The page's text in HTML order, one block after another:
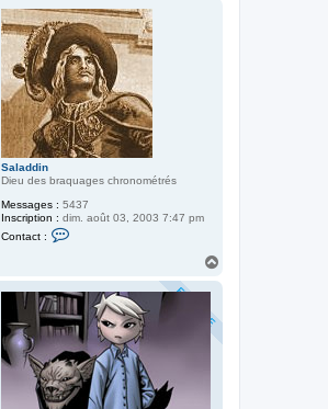
Saladdin
Dieu des braquages chronométrés
Messages : 5437
Inscription : dim. août 03, 2003 7:47 pm
Contact :
a
c
t
e
r
S
a
l
a
d